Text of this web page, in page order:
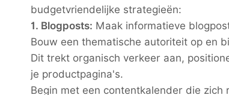
budgetvriendelijke strategieën:
1. Blogposts: Maak informatieve
Bouw een thematische autoriteit op en
Dit trekt organisch verkeer aan,
je productpagina's.
Begin met een contentkalender die